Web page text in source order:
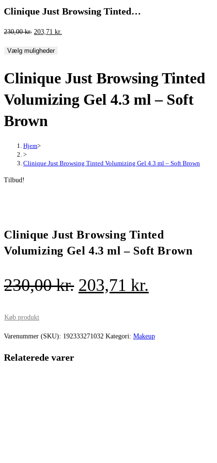
Clinique Just Browsing Tinted…
230,00kr. Den
pris
230,00 kr..
203,71 kr.
203,71 kr..
Vælg muligheder
Clinique Just Browsing Tinted
Volumizing Gel 4.3 ml – Soft
Brown
Hjem>
>
Clinique Just Browsing Tinted Volumizing Gel 4.3 ml – Soft Brown
Tilbud!
Clinique Just Browsing Tinted
Volumizing Gel 4.3 ml – Soft Brown
230,00kr. Den
var:
203,71 kr.
er:
Køb produkt
Varenummer (SKU): 192333271032 Kategori: Makeup
Relaterede varer